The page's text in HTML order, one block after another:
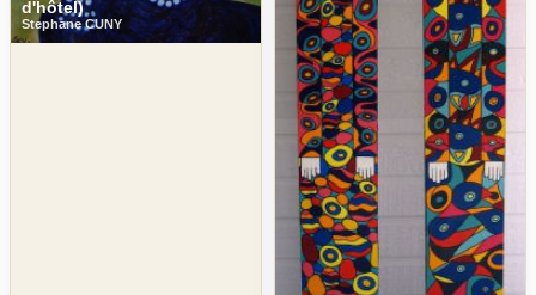
d'hôtel)
Stephane CUNY